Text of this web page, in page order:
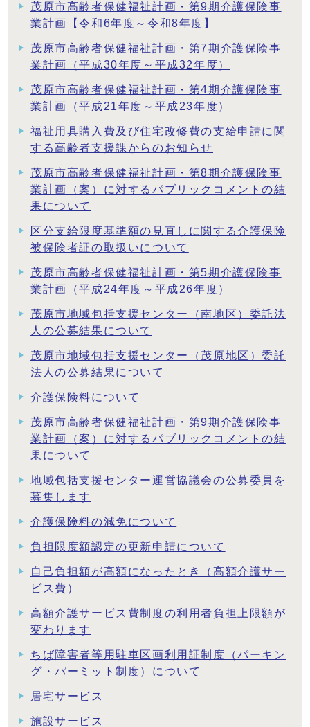
茂原市高齢者保健福祉計画・第9期介護保険事
業計画【令和6年度～令和8年度】
茂原市高齢者保健福祉計画・第7期介護保険事
業計画（平成30年度～平成32年度）
茂原市高齢者保健福祉計画・第4期介護保険事
業計画（平成21年度～平成23年度）
福祉用具購入費及び住宅改修費の支給申請に関
する高齢者支援課からのお知らせ
茂原市高齢者保健福祉計画・第8期介護保険事
業計画（案）に対するパブリックコメントの結
果について
区分支給限度基準額の見直しに関する介護保険
被保険者証の取扱いについて
茂原市高齢者保健福祉計画・第5期介護保険事
業計画（平成24年度～平成26年度）
茂原市地域包括支援センター（南地区）委託法
人の公募結果について
茂原市地域包括支援センター（茂原地区）委託
法人の公募結果について
介護保険料について
茂原市高齢者保健福祉計画・第9期介護保険事
業計画（案）に対するパブリックコメントの結
果について
地域包括支援センター運営協議会の公募委員を
募集します
介護保険料の減免について
負担限度額認定の更新申請について
自己負担額が高額になったとき（高額介護サー
ビス費）
高額介護サービス費制度の利用者負担上限額が
変わります
ちば障害者等用駐車区画利用証制度（パーキン
グ・パーミット制度）について
居宅サービス
施設サービス